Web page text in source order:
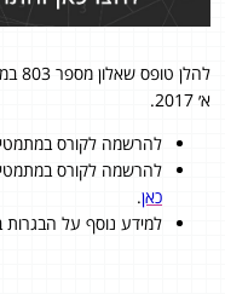
א׳ 2017.
להרשמה לקורס
להרשמה לקורס
כאן.
למידע נוסף על